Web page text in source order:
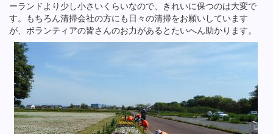
ーランドより少し小さいくらいなので、きれいに保つのは大変で
す。もちろん清掃会社の方にも日々の清掃をお願いしています
が、ボランティアの皆さんのお力があるとたいへん助かります。